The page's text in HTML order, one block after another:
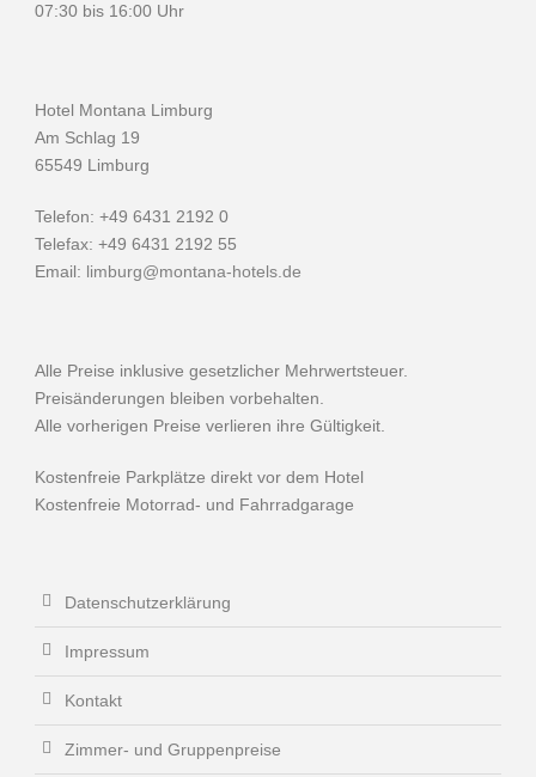
07:30 bis 16:00 Uhr
Hotel Montana Limburg
Am Schlag 19
65549 Limburg
Telefon: +49 6431 2192 0
Telefax: +49 6431 2192 55
Email: limburg@montana-hotels.de
Alle Preise inklusive gesetzlicher Mehrwertsteuer.
Preisänderungen bleiben vorbehalten.
Alle vorherigen Preise verlieren ihre Gültigkeit.
Kostenfreie Parkplätze direkt vor dem Hotel
Kostenfreie Motorrad- und Fahrradgarage
Datenschutzerklärung
Impressum
Kontakt
Zimmer- und Gruppenpreise